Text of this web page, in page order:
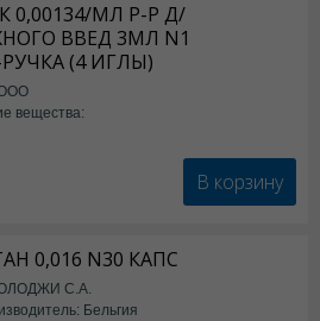
0,00134/МЛ Р-Р Д/
ВВЕД 3МЛ N1
(4 ИГЛЫ)
вещества:
В корзину
0,016 N30 КАПС
С.А.
Бельгия